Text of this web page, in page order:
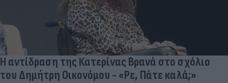
Η αντίδραση της Κατερίνας Βρανά στο σχόλιο
του Δημήτρη Οικονόμου - «Ρε, Πάτε καλά;»